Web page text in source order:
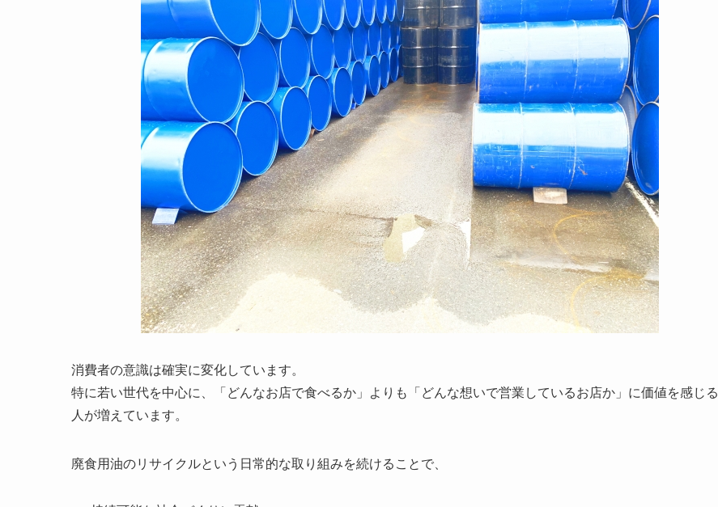
消費者の意識は確実に変化しています。
特に若い世代を中心に、「どんなお店で食べるか」よりも「どんな想いで営業しているお店か」に価値を感じる
人が増えています。
廃食用油のリサイクルという日常的な取り組みを続けることで、